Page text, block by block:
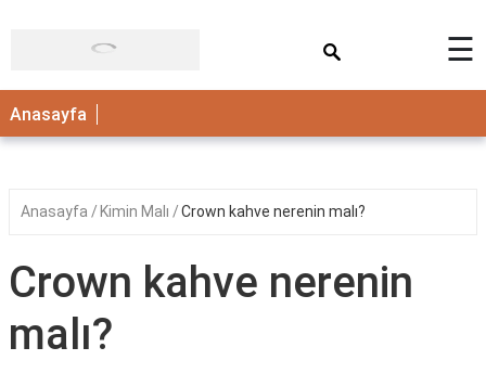
ANASAYFA
☰
Anasayfa
Anasayfa Kimin Malı Crown kahve nerenin malı?
Crown kahve nerenin
malı?